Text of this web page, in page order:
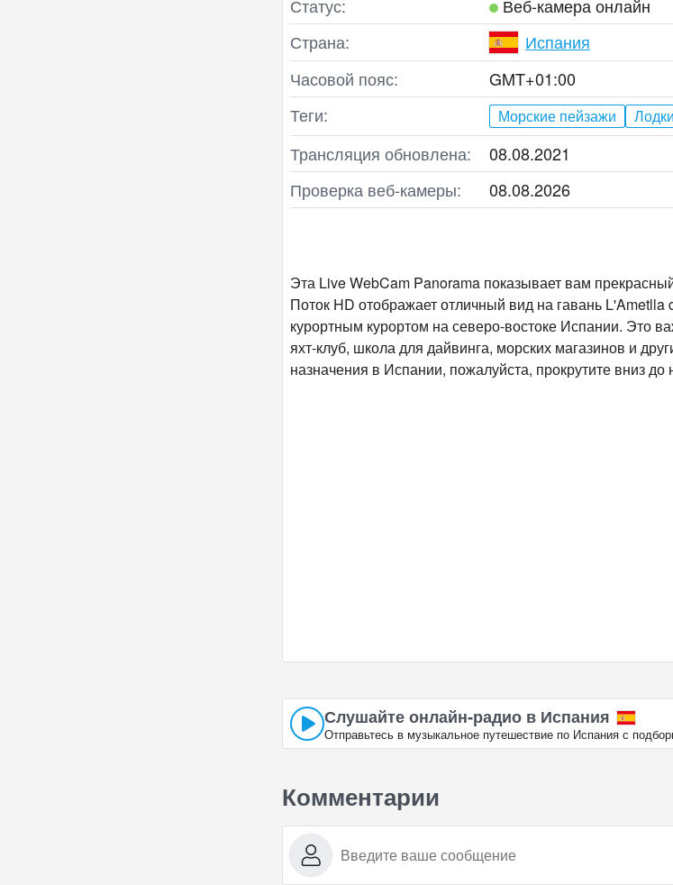
Статус:
Веб‑камера онлайн
Страна:
Испания
Часовой пояс:
GMT+01:00
Теги:
Морские пейзажи Лодки
Трансляция обновлена:
08.08.2021
Проверка веб‑камеры:
08.08.2026
Эта Live WebCam Panorama показывает вам
Поток HD отображает отличный вид на гавань
курортным курортом на северо-востоке Испании. Это
яхт-клуб, школа для дайвинга, морских магазинов и
назначения в Испании, пожалуйста, прокрутите вниз
Слушайте онлайн‑радио в Испания
Отправьтесь в музыкальное путешествие по Испания с
Комментарии